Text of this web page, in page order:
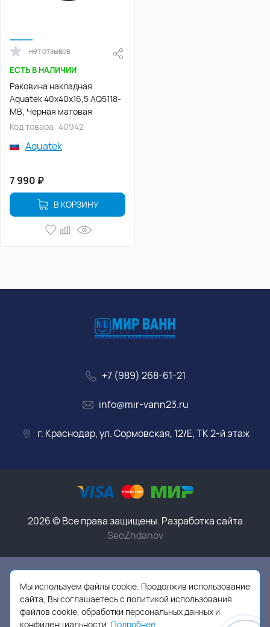
нет отзывов
ЕСТЬ В НАЛИЧИИ
Раковина накладная
Aquatek 40х40х16,5 AQ5118-
MB, Черная матовая
Код товара 40942
Aquatek
7 990 ₽
В КОРЗИНУ
+7 (989) 268-61-21
info@mir-vann23.ru
г. Краснодар, ул. Сормовская, 12/Е, ТК 2-й этаж
2026 © Все права защищены. Разработка сайта
SeoZhdanov
Данный интернет-магазин носит исключительно
информационный характер и ни при каких условиях
информационные материалы, размеры, фото и цены
сайта не являются публичной офертой, в соответствии
с пунктом 2 статьи 437 ГК РФ
Мы используем файлы cookie. Продолжив использование
сайта, Вы соглашаетесь с политикой использования
файлов cookie, обработки персональных данных и
конфиденциальности. Подробнее